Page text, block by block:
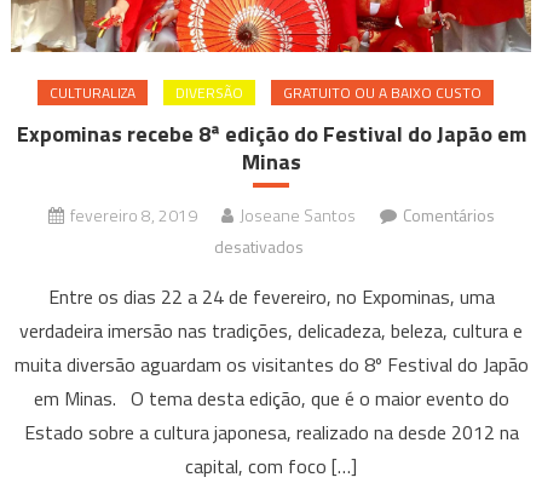
CULTURALIZA DIVERSÃO GRATUITO OU A BAIXO CUSTO
Expominas recebe 8ª edição do Festival do Japão em
Minas
fevereiro 8, 2019 Joseane Santos
Comentários
desativados
recebe
8ª
edição
do
Festival
do
Entre os dias 22 a 24 de fevereiro, no Expominas, uma
verdadeira imersão nas tradições, delicadeza, beleza, cultura e
muita diversão aguardam os visitantes do 8º Festival do Japão
em Minas. O tema desta edição, que é o maior evento do
Estado sobre a cultura japonesa, realizado na desde 2012 na
capital, com foco […]